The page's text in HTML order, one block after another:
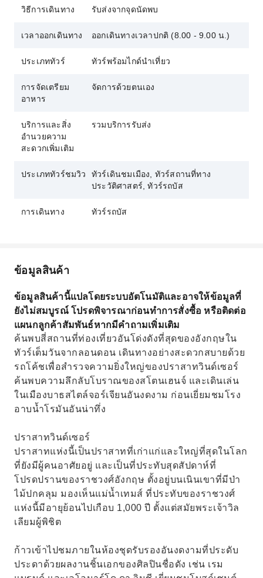
น้ำแร่จากสปา
วิธีการเดินทาง รับส่งจากจุดนัดพบ
เวลาออกเดินทาง ออกเดินทางเวลาปกติ (8.00 - 9.00 น.)
ประเภททัวร์ ทัวร์พร้อมไกด์นำเที่ยว
การจัดเตรียม
อาหาร
จัดการด้วยตนเอง
บริการและสิ่ง
อำนวยความ
สะดวกเพิ่มเติม
รวมบริการรับส่ง
ประเภททัวร์ชมวิว
ทัวร์เดินชมเมือง, ทัวร์สถานที่ทาง
ประวัติศาสตร์, ทัวร์รถบัส
การเดินทาง ทัวร์รถบัส
ข้อมูลสินค้า
ข้อมูลสินค้านี้แปลโดยระบบอัตโนมัติและอาจให้ข้อมูลที่
ยังไม่สมบูรณ์ โปรดพิจารณาก่อนทำการสั่งซื้อ หรือติดต่อ
แผนกลูกค้าสัมพันธ์หากมีคำถามเพิ่มเติม
ค้นพบสี่สถานที่ท่องเที่ยวอันโด่งดังที่สุดของอังกฤษใน
ทัวร์เต็มวันจากลอนดอน เดินทางอย่างสะดวกสบายด้วย
รถโค้ชเพื่อสำรวจความยิ่งใหญ่ของปราสาทวินด์เซอร์
ค้นพบความลึกลับโบราณของสโตนเฮนจ์ และเดินเล่น
ในเมืองบาธสไตล์จอร์เจียนอันงดงาม ก่อนเยี่ยมชมโรง
อาบน้ำโรมันอันน่าทึ่ง
ปราสาทวินด์เซอร์
ปราสาทแห่งนี้เป็นปราสาทที่เก่าแก่และใหญ่ที่สุดในโลก
ที่ยังมีผู้คนอาศัยอยู่ และเป็นที่ประทับสุดสัปดาห์ที่
โปรดปรานของราชวงศ์อังกฤษ ตั้งอยู่บนเนินเขาที่มีป่า
ไม้ปกคลุม มองเห็นแม่น้ำเทมส์ ที่ประทับของราชวงศ์
แห่งนี้มีอายุย้อนไปเกือบ 1,000 ปี ตั้งแต่สมัยพระเจ้าวิล
เลียมผู้พิชิต
ก้าวเข้าไปชมภายในห้องชุดรับรองอันงดงามที่ประดับ
ประดาด้วยผลงานชิ้นเอกของศิลปินชื่อดัง เช่น เรม